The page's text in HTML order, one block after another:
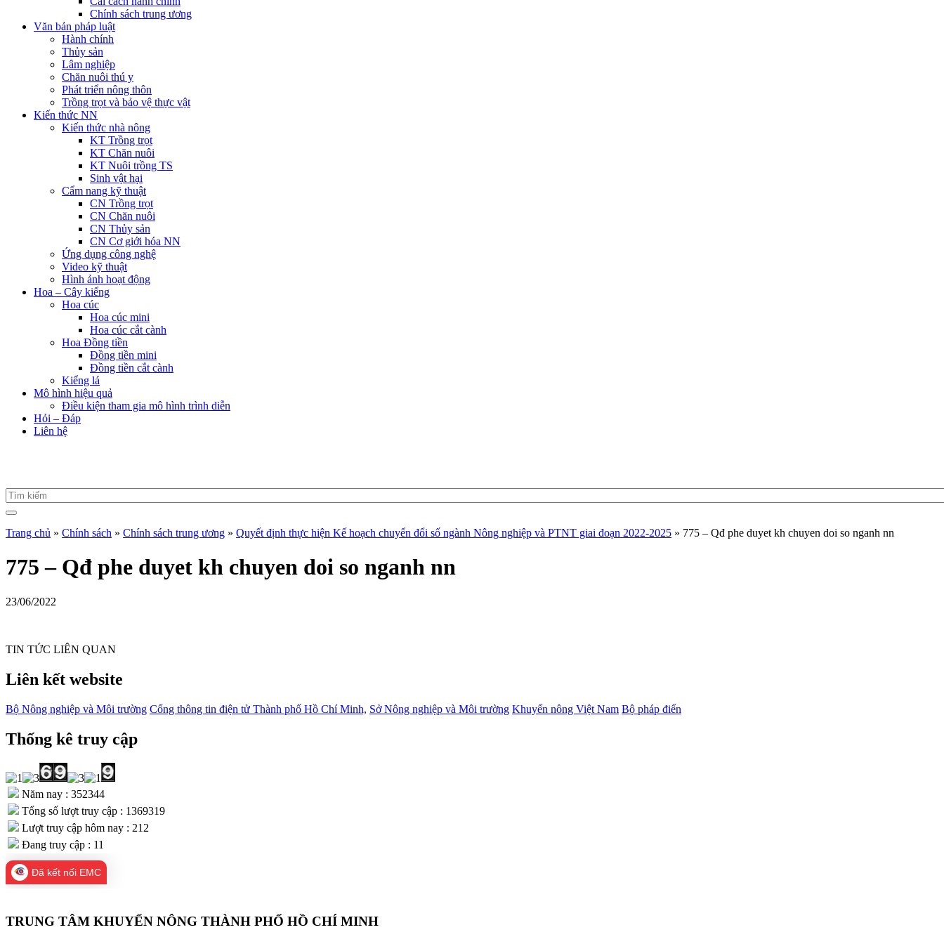
Chính sách trung ương
Văn bản pháp luật
Hành chính
Thủy sản
Lâm nghiệp
Chăn nuôi thú y
Phát triển nông thôn
Trồng trọt và bảo vệ thực vật
Kiến thức NN
Kiến thức nhà nông
KT Trồng trọt
KT Chăn nuôi
KT Nuôi trồng TS
Sinh vật hại
Cẩm nang kỹ thuật
CN Trồng trọt
CN Chăn nuôi
CN Thủy sản
CN Cơ giới hóa NN
Ứng dụng công nghệ
Video kỹ thuật
Hình ảnh hoạt động
Hoa – Cây kiểng
Hoa cúc
Hoa cúc mini
Hoa cúc cắt cành
Hoa Đồng tiền
Đồng tiền mini
Đồng tiền cắt cành
Kiểng lá
Mô hình hiệu quả
Điều kiện tham gia mô hình trình diễn
Hỏi – Đáp
Liên hệ
Trang chủ » Chính sách » Chính sách trung ương » Quyết định thực hiện Kế hoạch chuyển đổi số ngành Nông nghiệp và PTNT giai đoạn 2022-2025 » 775 – Qđ phe duyet kh chuyen doi so nganh nn
775 – Qđ phe duyet kh chuyen doi so nganh nn
23/06/2022
TIN TỨC LIÊN QUAN
Liên kết website
Bộ Nông nghiệp và Môi trường Cổng thông tin điện tử Thành phố Hồ Chí Minh, Sở Nông nghiệp và Môi trường Khuyến nông Việt Nam Bộ pháp điển
Thống kê truy cập
Năm nay : 352344
Tổng số lượt truy cập : 1369319
Lượt truy cập hôm nay : 212
Đang truy cập : 11
Đã kết nối EMC
TRUNG TÂM KHUYẾN NÔNG THÀNH PHỐ HỒ CHÍ MINH